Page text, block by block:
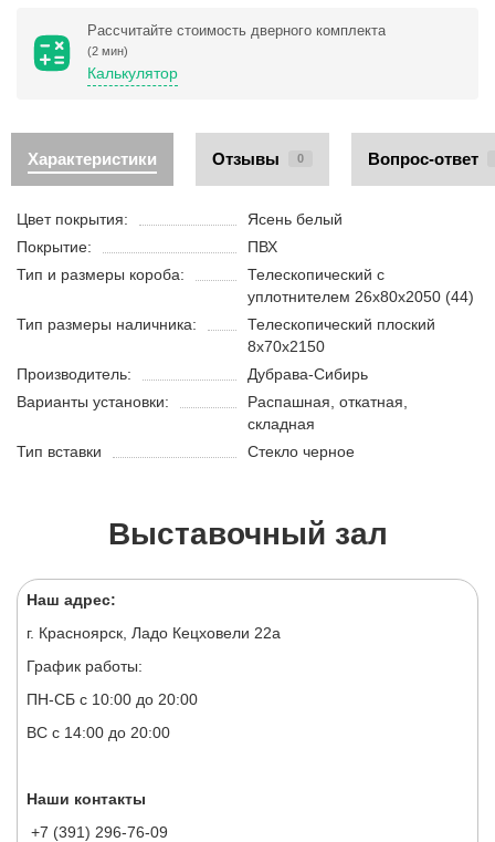
Рассчитайте стоимость дверного комплекта
(2 мин)
Калькулятор
Характеристики Отзывы 0 Вопрос-ответ
Цвет покрытия:
Ясень белый
Покрытие:
ПВХ
Тип и размеры короба:
Телескопический с
уплотнителем 26х80х2050 (44)
Тип размеры наличника:
Телескопический плоский
8х70х2150
Производитель:
Дубрава-Сибирь
Варианты установки:
Распашная, откатная,
складная
Тип вставки
Стекло черное
Выставочный зал
Наш адрес:
г. Красноярск, Ладо Кецховели 22а
График работы:
ПН-СБ с 10:00 до 20:00
ВС с 14:00 до 20:00
Наши контакты
+7 (391) 296-76-09